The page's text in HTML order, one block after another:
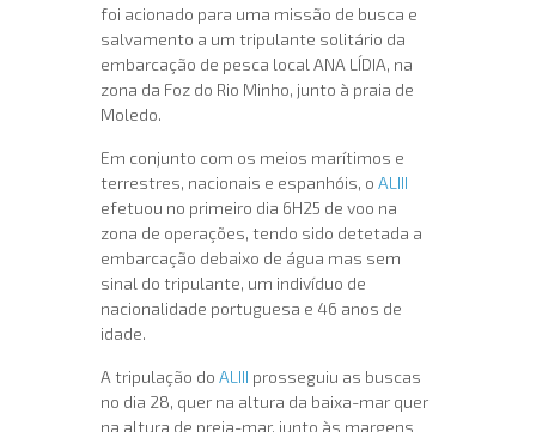
foi acionado para uma missão de busca e
salvamento a um tripulante solitário da
embarcação de pesca local ANA LÍDIA, na
zona da Foz do Rio Minho, junto à praia de
Moledo.
Em conjunto com os meios marítimos e
terrestres, nacionais e espanhóis, o ALIII
efetuou no primeiro dia 6H25 de voo na
zona de operações, tendo sido detetada a
embarcação debaixo de água mas sem
sinal do tripulante, um indivíduo de
nacionalidade portuguesa e 46 anos de
idade.
A tripulação do ALIII prosseguiu as buscas
no dia 28, quer na altura da baixa-mar quer
na altura de preia-mar, junto às margens